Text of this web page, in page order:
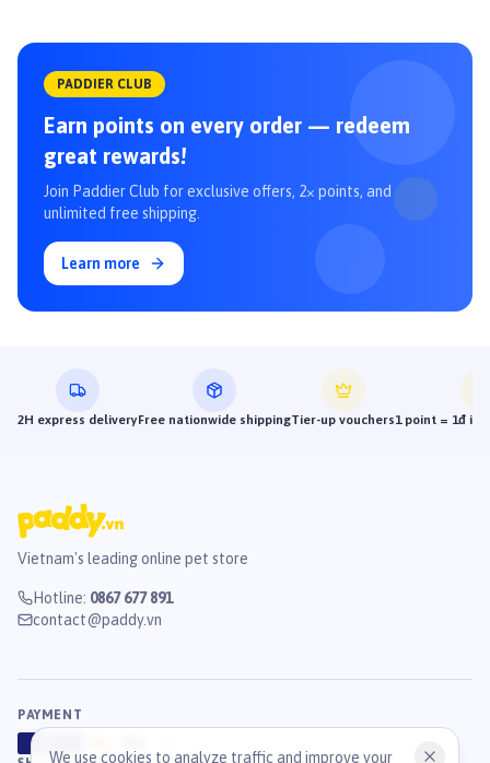
PADDIER CLUB
Earn points on every order — redeem
great rewards!
Join Paddier Club for exclusive offers, 2× points, and
unlimited free shipping.
Learn more
2H express deliveryFree nationwide shippingTier-up vouchers1 point = 1đ
Vietnam's leading online pet store
Hotline: 0867 677 891
contact@paddy.vn
PAYMENT
We use cookies to analyze traffic and improve your